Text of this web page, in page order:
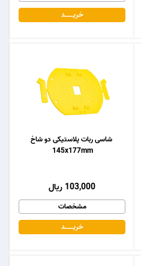
خریـــــــد
شاسی ربات پلاستیکی دو شاخ
145x177mm
103,000 ریال
مشخصات
خریـــــــد